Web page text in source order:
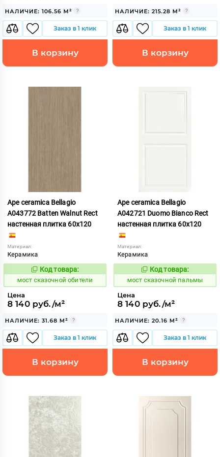
НАЛИЧИЕ: 106.56 М²
Заказ в 1 клик
В корзину
НАЛИЧИЕ: 215.28 М²
Заказ в 1 клик
В корзину
Ape ceramica Bellagio
A043772 Batten Walnut Rect
настенная плитка 60x120
Материал:
Керамика
1026687
Код товара:
мост сказочной обители
Цена
8 140 руб./м²
НАЛИЧИЕ: 31.68 М²
Заказ в 1 клик
В корзину
Ape ceramica Bellagio
A042721 Duomo Bianco Rect
настенная плитка 60x120
Материал:
Керамика
1026692
Код товара:
мост сказочной пальмы
Цена
8 140 руб./м²
НАЛИЧИЕ: 20.16 М²
Заказ в 1 клик
В корзину